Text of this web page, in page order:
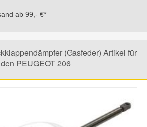
ab 99,- €*
(Gasfeder) Artikel für
den PEUGEOT 206